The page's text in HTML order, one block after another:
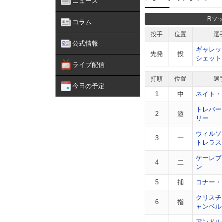
コラム
公式情報
ライブ配信
今日の予定
Rソ
投手 位置 選
先発 投
ギャレ
シェット
打順 位置 選
1 中 ネイト
2 遊
トレバ
リー
3 一
ウィル
トレラス
4 二
ケーレ
ン
5 捕 コナー
6 指
クリス
ャンベル